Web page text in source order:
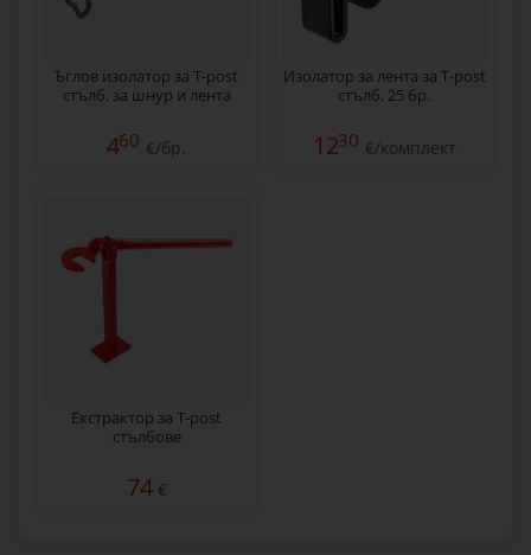
Ъглов изолатор за T-post
стълб, за шнур и лента
460 €/бр.
Изолатор за лента за T-post
стълб, 25 бр.
1230 €/комплект
Екстрактор за T-post
стълбове
74€